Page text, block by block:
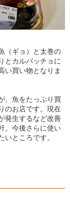
（ギョ）と太巻の
とカルパッチョに
い買い物となりま
、魚をたっぷり買
のお店です。現在
発生するなど改善
。今後さらに使い
ところです。